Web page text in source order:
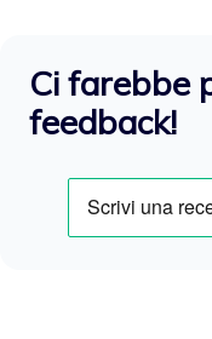
Ci farebbe
feedback!